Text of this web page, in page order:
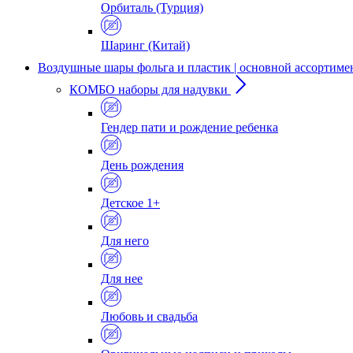
Орбиталь (Турция)
Шаринг (Китай)
Воздушные шары фольга и пластик | основной
КОМБО наборы для надувки
Гендер пати и рождение ребенка
День рождения
Детское 1+
Для него
Для нее
Любовь и свадьба